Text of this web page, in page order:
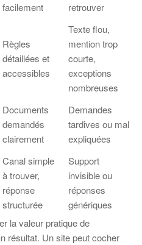
facilement
retrouver
Règles
détaillées et
accessibles
Texte flou,
mention trop
courte,
exceptions
nombreuses
Documents
demandés
clairement
Demandes
tardives ou mal
expliquées
Canal simple
à trouver,
réponse
structurée
Support
invisible ou
réponses
génériques
la valeur pratique de
résultat. Un site peut cocher